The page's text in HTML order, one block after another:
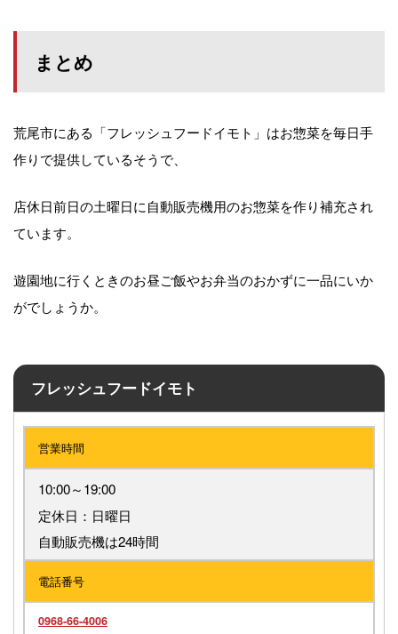
まとめ
荒尾市にある「フレッシュフードイモト」はお惣菜を毎日手
作りで提供しているそうで、
店休日前日の土曜日に自動販売機用のお惣菜を作り補充され
ています。
遊園地に行くときのお昼ご飯やお弁当のおかずに一品にいか
がでしょうか。
フレッシュフードイモト
営業時間
10:00～19:00
定休日：日曜日
自動販売機は24時間
電話番号
0968-66-4006